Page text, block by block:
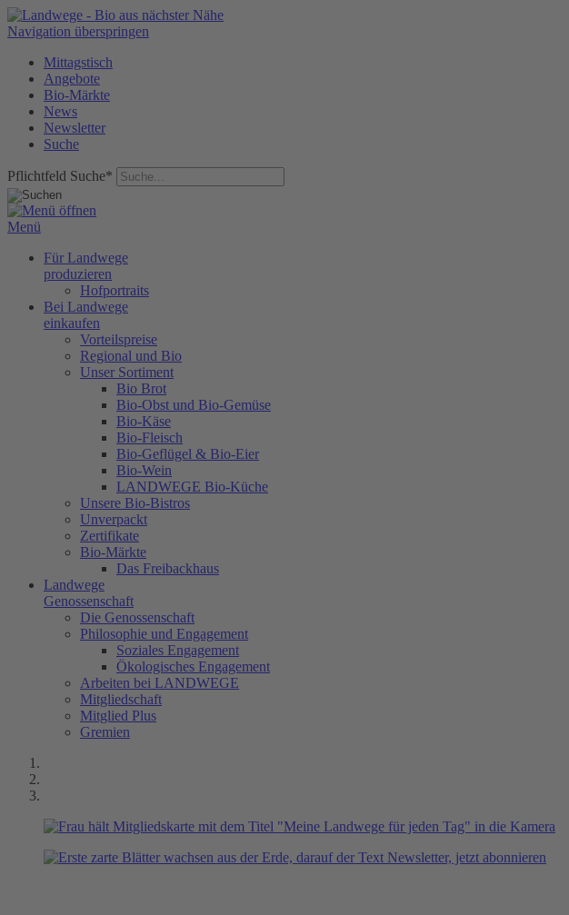
Navigation überspringen
Mittagstisch
Angebote
Bio-Märkte
News
Newsletter
Suche
Pflichtfeld Suche*
Menü
Für Landwege
produzieren
Hofportraits
Bei Landwege
einkaufen
Vorteilspreise
Regional und Bio
Unser Sortiment
Bio Brot
Bio-Obst und Bio-Gemüse
Bio-Käse
Bio-Fleisch
Bio-Geflügel & Bio-Eier
Bio-Wein
LANDWEGE Bio-Küche
Unsere Bio-Bistros
Unverpackt
Zertifikate
Bio-Märkte
Das Freibackhaus
Landwege
Genossenschaft
Die Genossenschaft
Philosophie und Engagement
Soziales Engagement
Ökologisches Engagement
Arbeiten bei LANDWEGE
Mitgliedschaft
Mitglied Plus
Gremien